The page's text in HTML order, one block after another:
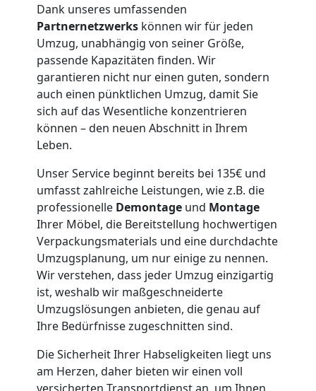
Dank unseres umfassenden
Partnernetzwerks können wir für jeden
Umzug, unabhängig von seiner Größe,
passende Kapazitäten finden. Wir
garantieren nicht nur einen guten, sondern
auch einen pünktlichen Umzug, damit Sie
sich auf das Wesentliche konzentrieren
können – den neuen Abschnitt in Ihrem
Leben.
Unser Service beginnt bereits bei 135€ und
umfasst zahlreiche Leistungen, wie z.B. die
professionelle Demontage und Montage
Ihrer Möbel, die Bereitstellung hochwertigen
Verpackungsmaterials und eine durchdachte
Umzugsplanung, um nur einige zu nennen.
Wir verstehen, dass jeder Umzug einzigartig
ist, weshalb wir maßgeschneiderte
Umzugslösungen anbieten, die genau auf
Ihre Bedürfnisse zugeschnitten sind.
Die Sicherheit Ihrer Habseligkeiten liegt uns
am Herzen, daher bieten wir einen voll
versicherten Transportdienst an, um Ihnen
Umzugshelfer
Wiener
Neustadt
Möbeltaxi
Wiener
Neustadt
Kleintransport
Wiener
Neustadt